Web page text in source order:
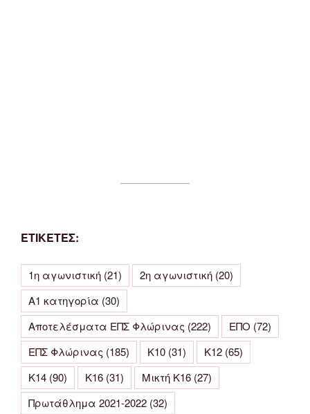
ΕΤΙΚΕΤΕΣ:
1η αγωνιστική (21) 2η αγωνιστική (20)
Α1 κατηγορία (30)
Αποτελέσματα ΕΠΣ Φλώρινας (222) ΕΠΟ (72)
ΕΠΣ Φλώρινας (185) Κ10 (31) Κ12 (65)
Κ14 (90) Κ16 (31) Μικτή Κ16 (27)
Πρωτάθλημα 2021-2022 (32)